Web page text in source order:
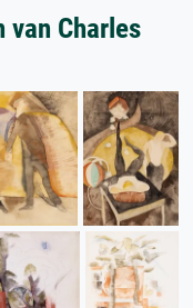
van Charles